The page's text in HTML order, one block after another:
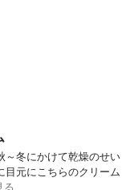
～冬にかけて乾燥のせい
目元にこちらのクリーム
る